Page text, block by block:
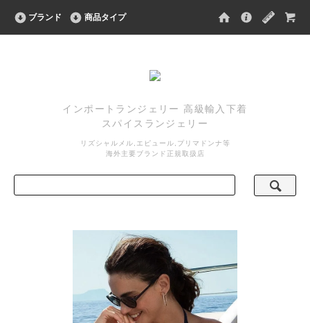
ブランド 商品タイプ
インポートランジェリー 高級輸入下着
スパイスランジェリー
リズシャルメル,エピュール,プリマドンナ等
海外主要ブランド正規取扱店